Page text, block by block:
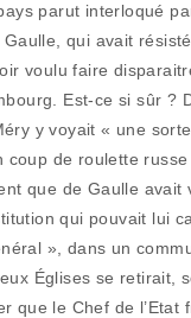
parut interloqué
qui avait
voulu faire
Est-ce si sûr ?
y voyait « une
coup de roulette
que de Gaulle avait
qui pouvait lui
», dans un
Églises se retirait,
que le Chef de l’Etat